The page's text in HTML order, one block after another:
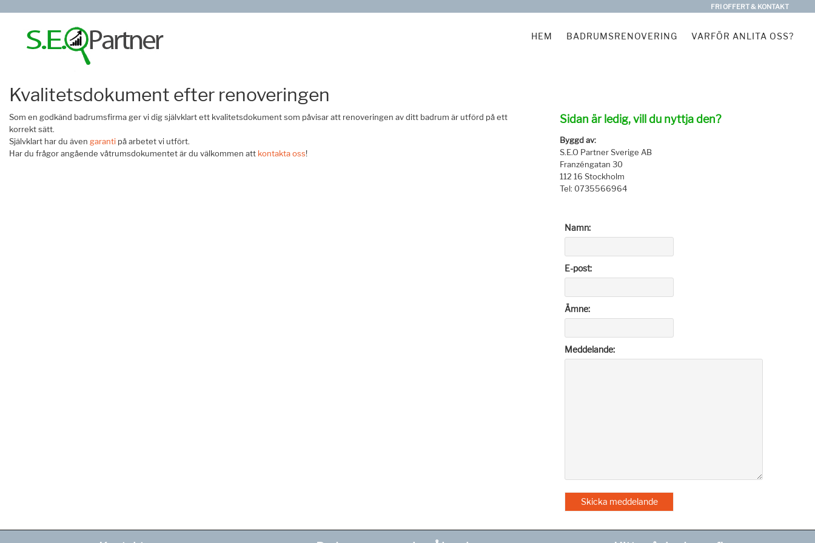
FRI OFFERT & KONTAKT
HEM BADRUMSRENOVERING VARFÖR ANLITA OSS?
Sidan är ledig, vill du nyttja den?
Byggd av:
S.E.O Partner Sverige AB
Franzéngatan 30
112 16 Stockholm
Tel: 0735566964
Namn:
E-post:
Ämne:
Meddelande:
Kvalitetsdokument efter renoveringen
Som en godkänd badrumsfirma ger vi dig självklart ett kvalitetsdokument som påvisar att renoveringen av ditt badrum är utförd på ett
korrekt sätt.
Självklart har du även garanti på arbetet vi utfört.
Har du frågor angående våtrumsdokumentet är du välkommen att kontakta oss!